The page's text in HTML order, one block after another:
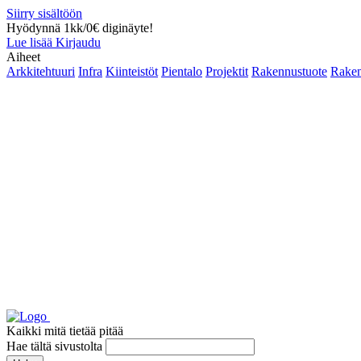
Siirry sisältöön
Hyödynnä 1kk/0€ diginäyte!
Lue lisää Kirjaudu
Aiheet
Arkkitehtuuri Infra Kiinteistöt Pientalo Projektit Rakennustuote
Kaikki mitä tietää pitää
Hae tältä sivustolta